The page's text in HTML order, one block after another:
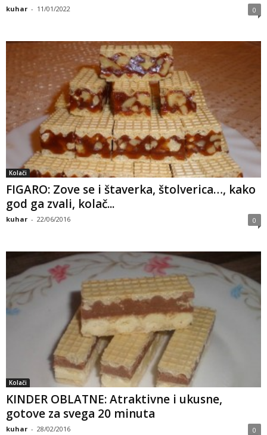
kuhar - 11/01/2022 0
Kolači
FIGARO: Zove se i štaverka, štolverica…, kako
god ga zvali, kolač...
kuhar - 22/06/2016 0
Kolači
KINDER OBLATNE: Atraktivne i ukusne,
gotove za svega 20 minuta
kuhar - 28/02/2016 0